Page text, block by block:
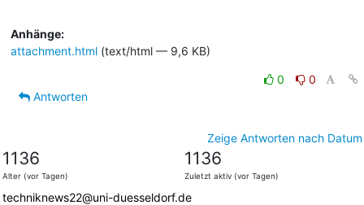
Anhänge:
attachment.html(text/html — 9,6 KB)
0
0
Antworten
Zeige Antworten nach Datum
1136
Alter (vor Tagen)
1136
Zuletzt aktiv (vor Tagen)
techniknews22@uni-duesseldorf.de